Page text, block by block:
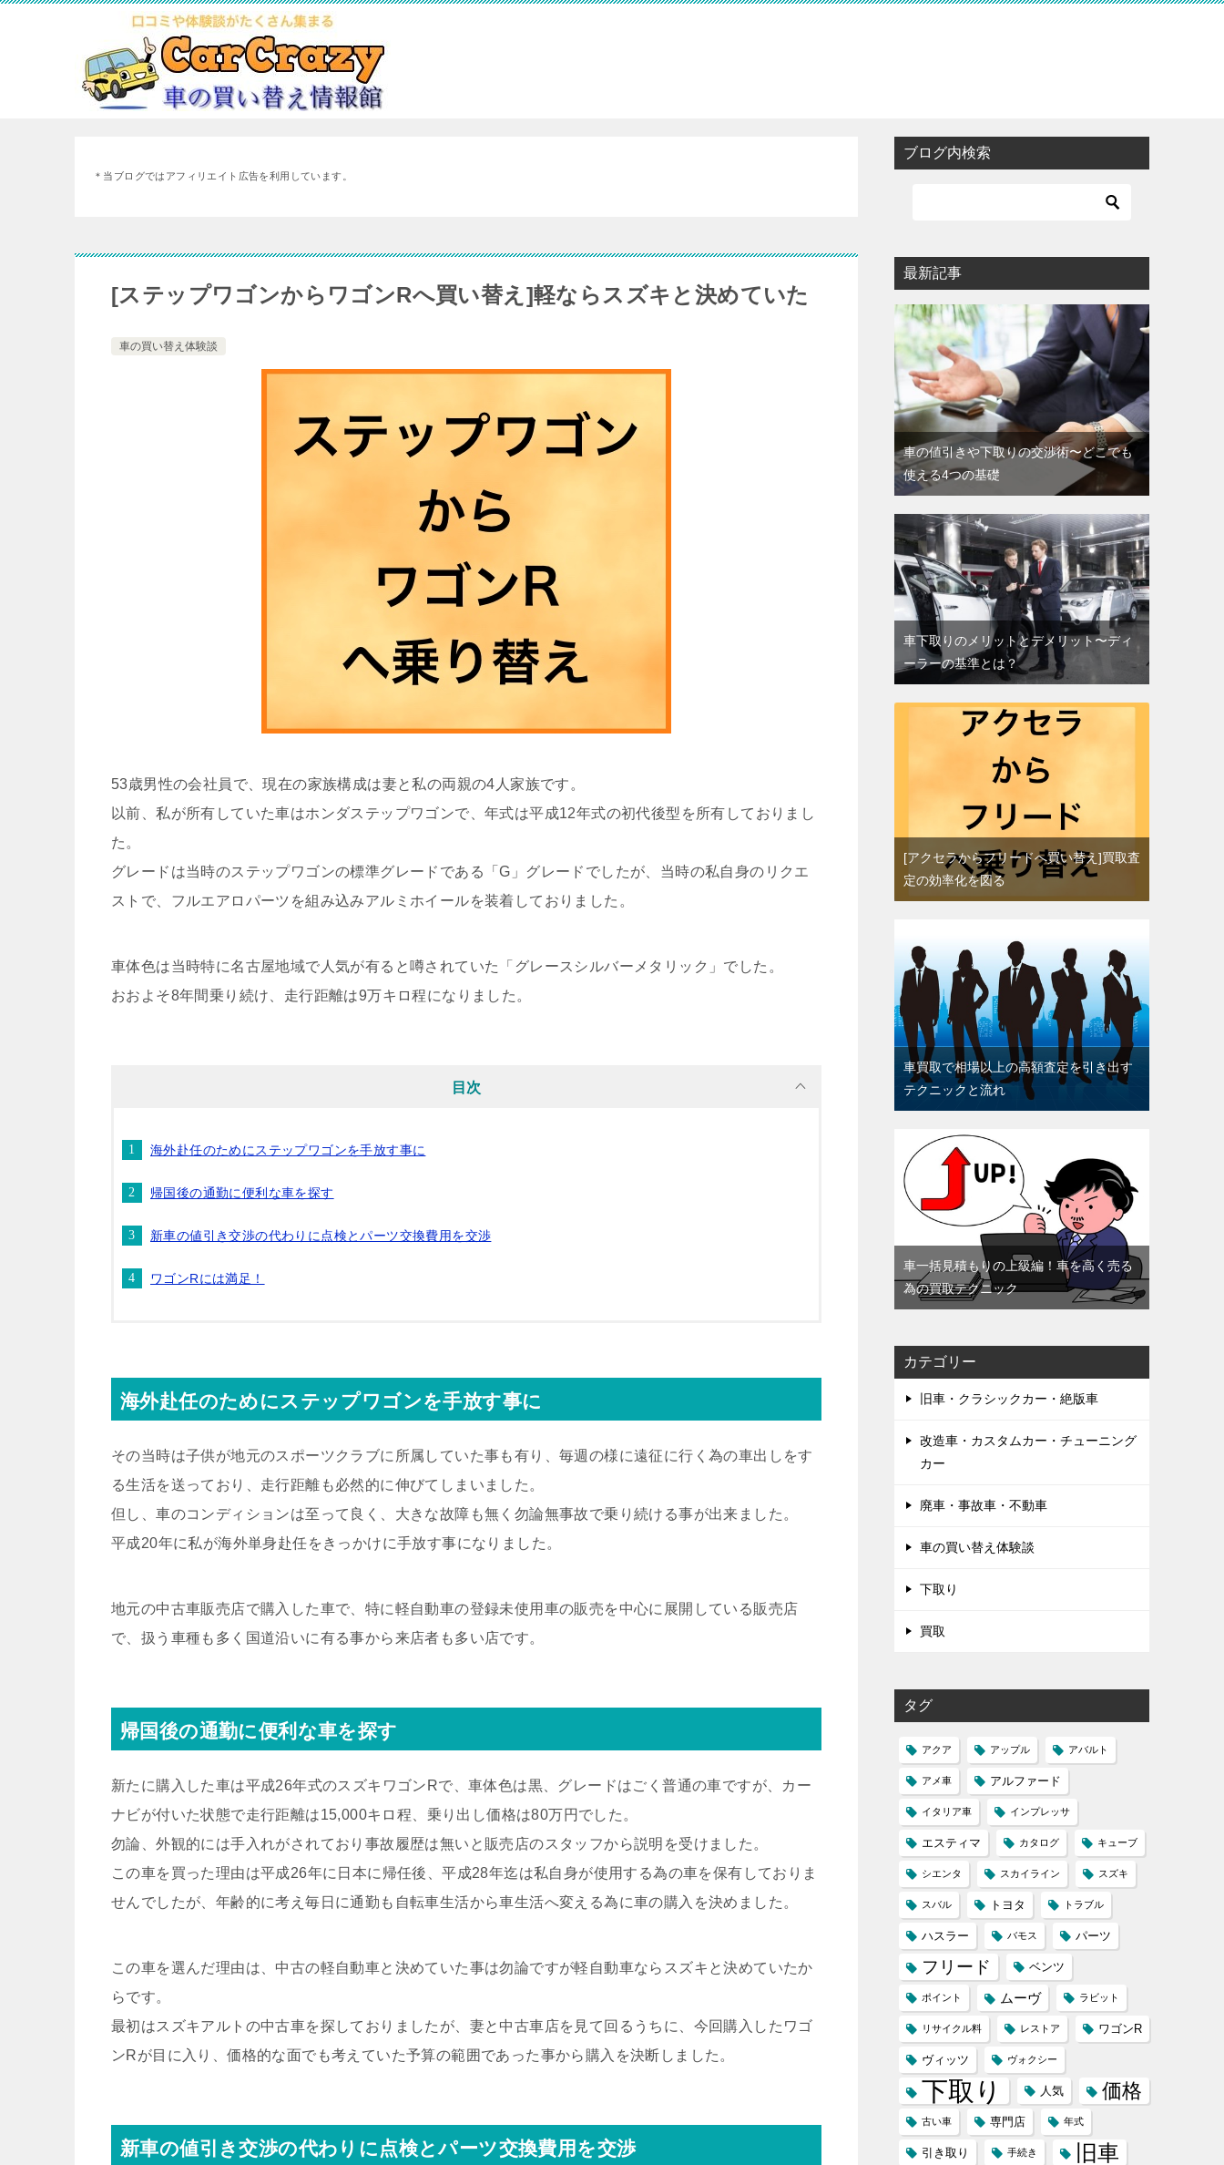
＊当ブログではアフィリエイト広告を利用しています。
[ステップワゴンからワゴンRへ買い替え]軽ならスズキと決めていた
車の買い替え体験談
53歳男性の会社員で、現在の家族構成は妻と私の両親の4人家族です。
以前、私が所有していた車はホンダステップワゴンで、年式は平成12年式の初代後型を所有しておりまし
た。
グレードは当時のステップワゴンの標準グレードである「G」グレードでしたが、当時の私自身のリクエ
ストで、フルエアロパーツを組み込みアルミホイールを装着しておりました。
車体色は当時特に名古屋地域で人気が有ると噂されていた「グレースシルバーメタリック」でした。
おおよそ8年間乗り続け、走行距離は9万キロ程になりました。
目次
海外赴任のためにステップワゴンを手放す事に
帰国後の通勤に便利な車を探す
新車の値引き交渉の代わりに点検とパーツ交換費用を交渉
ワゴンRには満足！
海外赴任のためにステップワゴンを手放す事に
その当時は子供が地元のスポーツクラブに所属していた事も有り、毎週の様に遠征に行く為の車出しをす
る生活を送っており、走行距離も必然的に伸びてしまいました。
但し、車のコンディションは至って良く、大きな故障も無く勿論無事故で乗り続ける事が出来ました。
平成20年に私が海外単身赴任をきっかけに手放す事になりました。
地元の中古車販売店で購入した車で、特に軽自動車の登録未使用車の販売を中心に展開している販売店
で、扱う車種も多く国道沿いに有る事から来店者も多い店です。
帰国後の通勤に便利な車を探す
新たに購入した車は平成26年式のスズキワゴンRで、車体色は黒、グレードはごく普通の車ですが、カー
ナビが付いた状態で走行距離は15,000キロ程、乗り出し価格は80万円でした。
勿論、外観的には手入れがされており事故履歴は無いと販売店のスタッフから説明を受けました。
この車を買った理由は平成26年に日本に帰任後、平成28年迄は私自身が使用する為の車を保有しておりま
せんでしたが、年齢的に考え毎日に通勤も自転車生活から車生活へ変える為に車の購入を決めました。
この車を選んだ理由は、中古の軽自動車と決めていた事は勿論ですが軽自動車ならスズキと決めていたか
らです。
最初はスズキアルトの中古車を探しておりましたが、妻と中古車店を見て回るうちに、今回購入したワゴ
ンRが目に入り、価格的な面でも考えていた予算の範囲であった事から購入を決断しました。
新車の値引き交渉の代わりに点検とパーツ交換費用を交渉
ブログ内検索
最新記事
車の値引きや下取りの交渉術〜どこでも
使える4つの基礎
車下取りのメリットとデメリット〜ディ
ーラーの基準とは？
[アクセラからフリードへ買い替え]買取査
定の効率化を図る
車買取で相場以上の高額査定を引き出す
テクニックと流れ
車一括見積もりの上級編！車を高く売る
為の買取テクニック
カテゴリー
旧車・クラシックカー・絶版車
改造車・カスタムカー・チューニング
カー
廃車・事故車・不動車
車の買い替え体験談
下取り
買取
タグ
アクア アップル アバルト
アメ車 アルファード
イタリア車 インプレッサ
エスティマ カタログ キューブ
シエンタ スカイライン スズキ
スバル トヨタ トラブル
ハスラー バモス パーツ
フリード ベンツ
ポイント ムーヴ ラビット
リサイクル料 レストア ワゴンR
ヴィッツ ヴォクシー
下取り 人気 価格
古い車 専門店 年式
引き取り 手続き 旧車